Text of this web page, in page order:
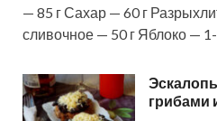
— 85 г Сахар — 60 г
сливочное — 50 г Яблоко —
грибами